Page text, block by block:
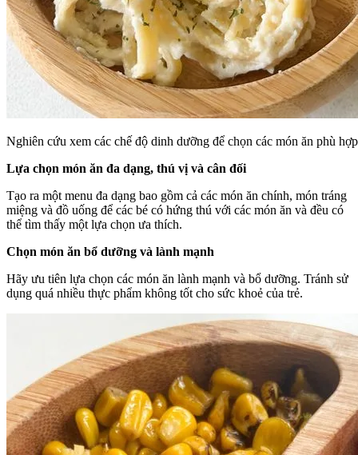
Nghiên cứu xem các chế độ dinh dưỡng để chọn các món ăn phù hợp
Lựa chọn món ăn đa dạng, thú vị và cân đối
Tạo ra một menu đa dạng bao gồm cả các món ăn chính, món tráng
miệng và đồ uống để các bé có hứng thú với các món ăn và đều có
thể tìm thấy một lựa chọn ưa thích.
Chọn món ăn bổ dưỡng và lành mạnh
Hãy ưu tiên lựa chọn các món ăn lành mạnh và bổ dưỡng. Tránh sử
dụng quá nhiều thực phẩm không tốt cho sức khoẻ của trẻ.